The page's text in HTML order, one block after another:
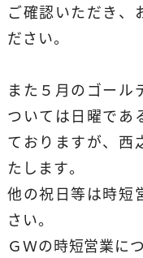
ご確認いただき、
ださい。
また５月のゴール
ついては日曜であ
ておりますが、西
たします。
他の祝日等は時短
さい。
ＧＷの時短営業に